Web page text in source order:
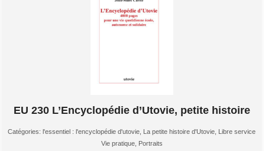
EU 230 L’Encyclopédie d’Utovie, petite histoire
Catégories: l'essentiel : l'encyclopédie d'utovie La petite histoire d'Utovie Libre service
Vie pratique, Portraits